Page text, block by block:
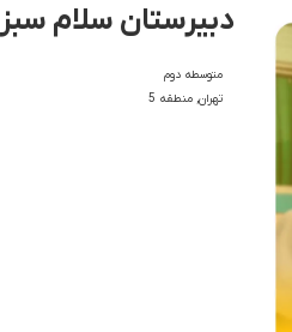
دبیرستان سلام
متوسطه دوم
تهران, منطقه 5